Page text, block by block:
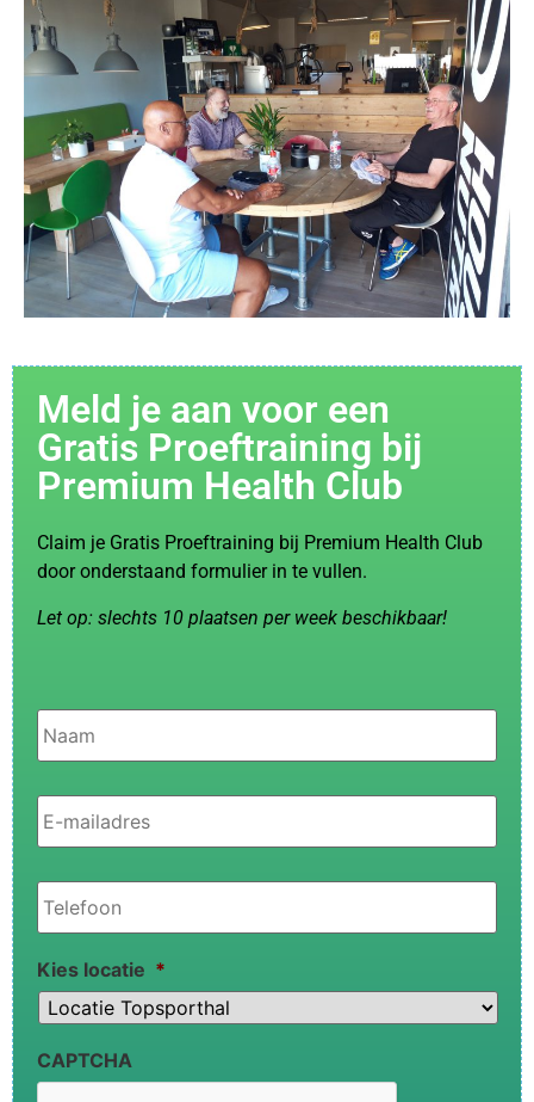
Meld je aan voor een
Gratis Proeftraining bij
Premium Health Club
Claim je Gratis Proeftraining bij Premium Health Club
door onderstaand formulier in te vullen.
Let op: slechts 10 plaatsen per week beschikbaar!
Naam *
E-
mailadres *
Telefoon *
Kies locatie *
CAPTCHA